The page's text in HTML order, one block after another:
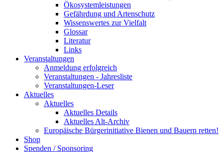
Ökosystemleistungen
Gefährdung und Artenschutz
Wissenswertes zur Vielfalt
Glossar
Literatur
Links
Veranstaltungen
Anmeldung erfolgreich
Veranstaltungen - Jahresliste
Veranstaltungen-Leser
Aktuelles
Aktuelles
Aktuelles Details
Aktuelles Alt-Archiv
Europäische Bürgerinitiative Bienen und Bauern retten!
Shop
Spenden / Sponsoring